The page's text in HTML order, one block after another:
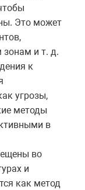
Это может
зонам и т. д.
к
угрозы,
методы
в
во
и
как метод